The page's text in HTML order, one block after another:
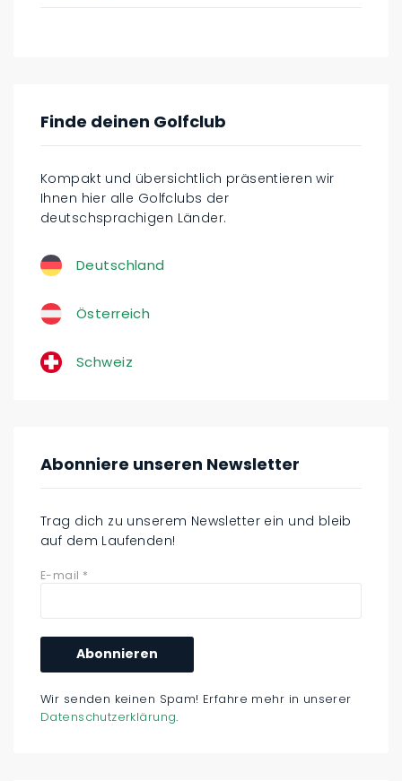
Finde deinen Golfclub
Kompakt und übersichtlich präsentieren wir
Ihnen hier alle Golfclubs der
deutschsprachigen Länder.
Deutschland
Österreich
Schweiz
Abonniere unseren Newsletter
Trag dich zu unserem Newsletter ein und bleib
auf dem Laufenden!
E-mail *
Wir senden keinen Spam! Erfahre mehr in unserer
Datenschutzerklärung.